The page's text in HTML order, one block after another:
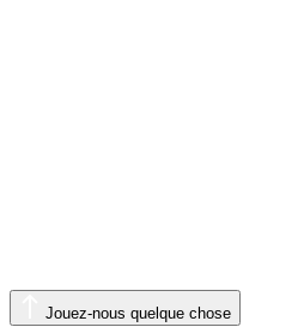
Jouez-nous quelque chose